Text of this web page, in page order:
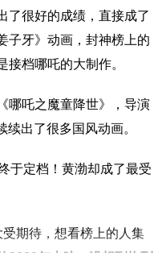
了很好的成绩，直接成了
子牙》动画，封神榜上的
接档哪吒的大制作。
哪吒之魔童降世》，导演
出了很多国风动画。
期待，想看榜上的人集